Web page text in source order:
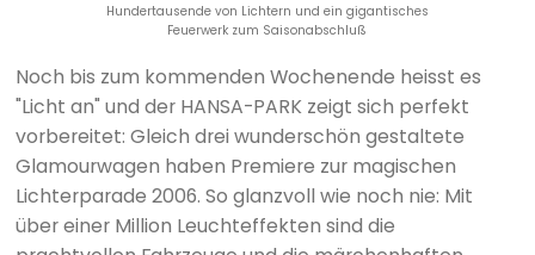
Hundertausende von Lichtern und ein gigantisches
Feuerwerk zum Saisonabschluß
Noch bis zum kommenden Wochenende heisst es
"Licht an" und der HANSA-PARK zeigt sich perfekt
vorbereitet: Gleich drei wunderschön gestaltete
Glamourwagen haben Premiere zur magischen
Lichterparade 2006. So glanzvoll wie noch nie: Mit
über einer Million Leuchteffekten sind die